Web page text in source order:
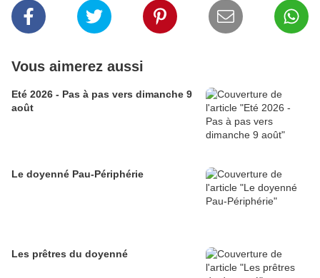
Vous aimerez aussi
Eté 2026 - Pas à pas vers dimanche 9
août
Le doyenné Pau-Périphérie
Les prêtres du doyenné